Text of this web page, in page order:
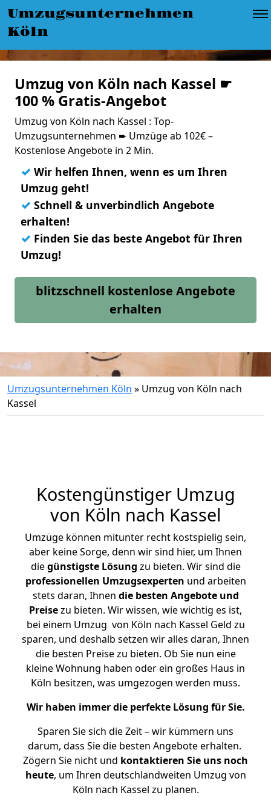
Umzugsunternehmen
Köln
Umzug von Köln nach Kassel ☛
100 % Gratis-Angebot
Umzug von Köln nach Kassel : Top-
Umzugsunternehmen ➨ Umzüge ab 102€ –
Kostenlose Angebote in 2 Min.
✓ Wir helfen Ihnen, wenn es um Ihren
Umzug geht!
✓ Schnell & unverbindlich Angebote
erhalten!
✓ Finden Sie das beste Angebot für Ihren
Umzug!
blitzschnell kostenlose Angebote
erhalten
Umzugsunternehmen Köln » Umzug von Köln nach
Kassel
Kostengünstiger Umzug
von Köln nach Kassel
Umzüge können mitunter recht kostspielig sein,
aber keine Sorge, denn wir sind hier, um Ihnen
diegünstigste Lösung zu bieten. Wir sind die
professionellen Umzugsexperten und arbeiten
stets daran, Ihnen die besten Angebote und
Preisezu bieten. Wir wissen, wie wichtig es ist,
bei einem Umzug von Köln nach Kassel Geld zu
sparen, und deshalb setzen wir alles daran, Ihnen
die besten Preise zu bieten. Ob Sie nun eine
kleine Wohnung haben oder ein großes Haus in
Köln besitzen, was umgezogen werden muss.
Wir haben immer die perfekte Lösung für Sie.
Sparen Sie sich die Zeit – wir kümmern uns
darum, dass Sie die besten Angebote erhalten.
Zögern Sie nicht und kontaktieren Sie uns noch
heute, um Ihren deutschlandweiten Umzug von
Köln nach Kassel zu planen.